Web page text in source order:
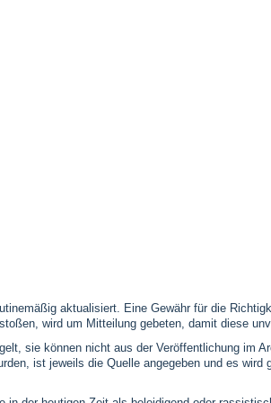
aktualisiert. Eine Gewähr für die
wird um Mitteilung gebeten, damit diese
sie können nicht aus der Veröffentlichung im
ist jeweils die Quelle angegeben und es